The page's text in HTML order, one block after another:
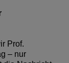
Prof.
– nur